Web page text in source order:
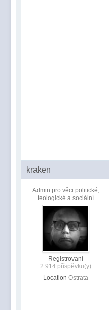
kraken
Admin pro věci politické,
teologické a sociální
Registrovaní
2 914 příspěvků(y)
Location Ostrata